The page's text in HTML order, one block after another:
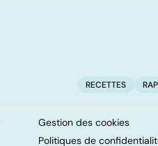
RECETTES
Gestion des cookies
Politiques de